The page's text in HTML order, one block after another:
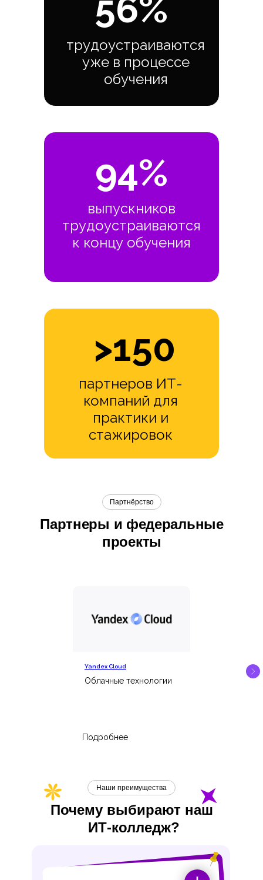
56%
трудоустраиваются
уже в процессе
обучения
94%
выпускников
трудоустраиваются
к концу обучения
>150
партнеров ИТ-
компаний для
практики и
стажировок
Партнёрство
Партнеры и федеральные
проекты
Yandex Cloud
Облачные технологии
Подробнее
Почему выбирают наш
ИТ-колледж?
Наши преимущества